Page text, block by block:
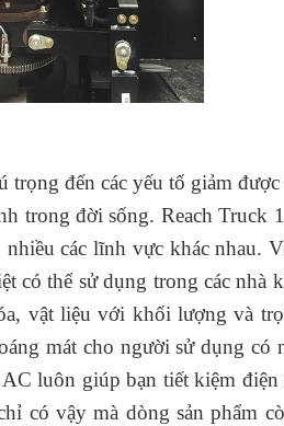
trọng đến các yếu tố giảm
trong đời sống. Reach
các lĩnh vực khác nhau.
có thể sử dụng trong các nhà
vật liệu với khối lượng và
mát cho người sử dụng có
luôn giúp bạn tiết kiệm
có vậy mà dòng sản phẩm